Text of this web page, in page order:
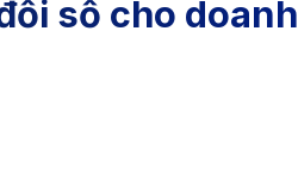
số cho doanh